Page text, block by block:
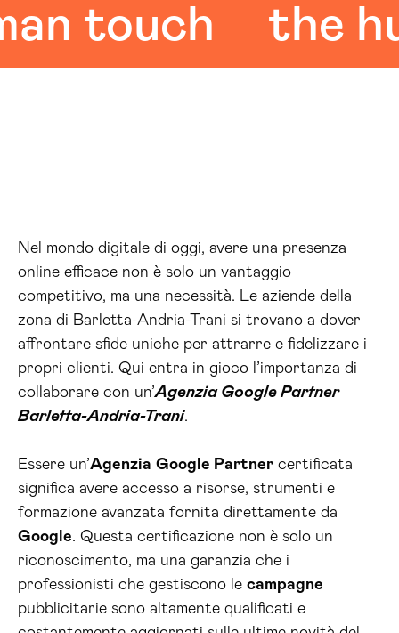
the
Nel mondo digitale di oggi, avere una presenza
online efficace non è solo un vantaggio
competitivo, ma una necessità. Le aziende della
zona di Barletta-Andria-Trani si trovano a dover
affrontare sfide uniche per attrarre e fidelizzare i
propri clienti. Qui entra in gioco l’importanza di
collaborare con un’Agenzia Google Partner
Barletta-Andria-Trani.
Essere un’Agenzia Google Partner certificata
significa avere accesso a risorse, strumenti e
formazione avanzata fornita direttamente da
Google. Questa certificazione non è solo un
riconoscimento, ma una garanzia che i
professionisti che gestiscono le campagne
pubblicitarie sono altamente qualificati e